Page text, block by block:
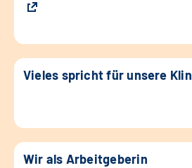
Vieles spricht für unsere
Wir als Arbeitgeberin